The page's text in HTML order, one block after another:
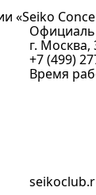
«Seiko
г. Москва,
+7 (499)
Время